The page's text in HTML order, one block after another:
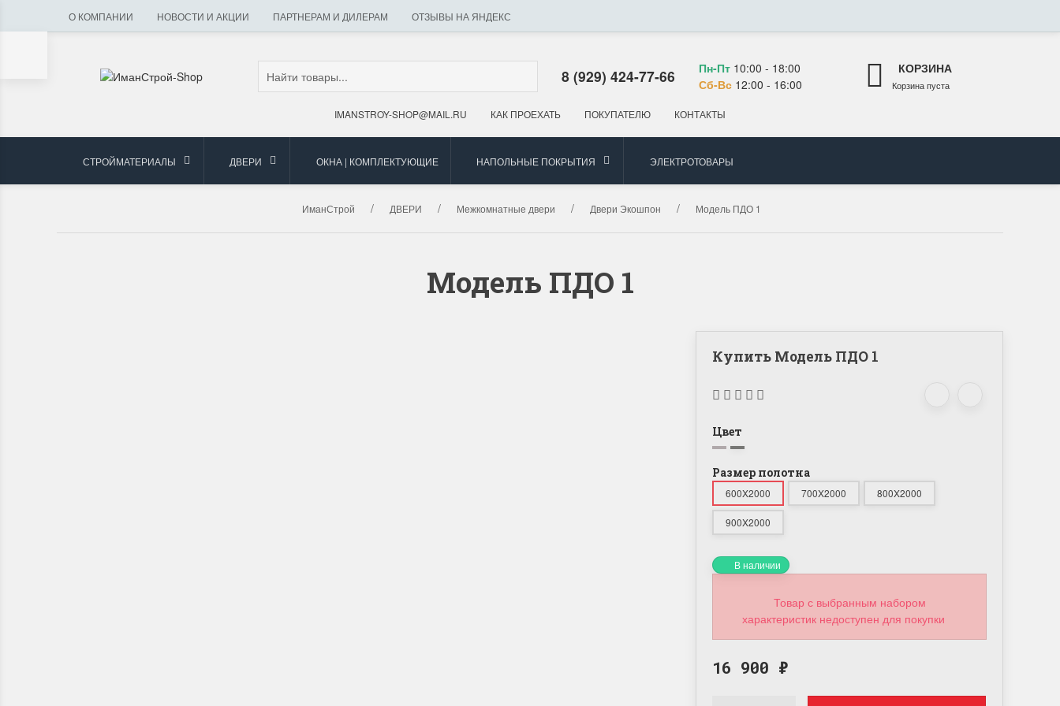
О КОМПАНИИ НОВОСТИ И АКЦИИ ПАРТНЕРАМ И ДИЛЕРАМ ОТЗЫВЫ НА ЯНДЕКС
8 (929) 424-77-66 Пн-Пт 10:00 - 18:00
Сб-Вс 12:00 - 16:00
КОРЗИНА
Корзина пуста
IMANSTROY-SHOP@MAIL.RU КАК ПРОЕХАТЬ ПОКУПАТЕЛЮ КОНТАКТЫ
СТРОЙМАТЕРИАЛЫ ДВЕРИ ОКНА | КОМПЛЕКТУЮЩИЕ НАПОЛЬНЫЕ ПОКРЫТИЯ ЭЛЕКТРОТОВАРЫ
ИманСтрой ДВЕРИ Межкомнатные двери Двери Экошпон Модель ПДО 1
Модель ПДО 1
Купить Модель ПДО 1
Цвет
Размер полотна
600X2000 700X2000 800X2000
900X2000
В наличии
Товар с выбранным набором
характеристик недоступен для покупки
16 900 ₽